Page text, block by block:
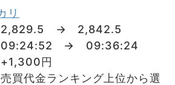
リ
→ 2,842.5
09:24:52 → 09:36:24
円
代金ランキング上位から選